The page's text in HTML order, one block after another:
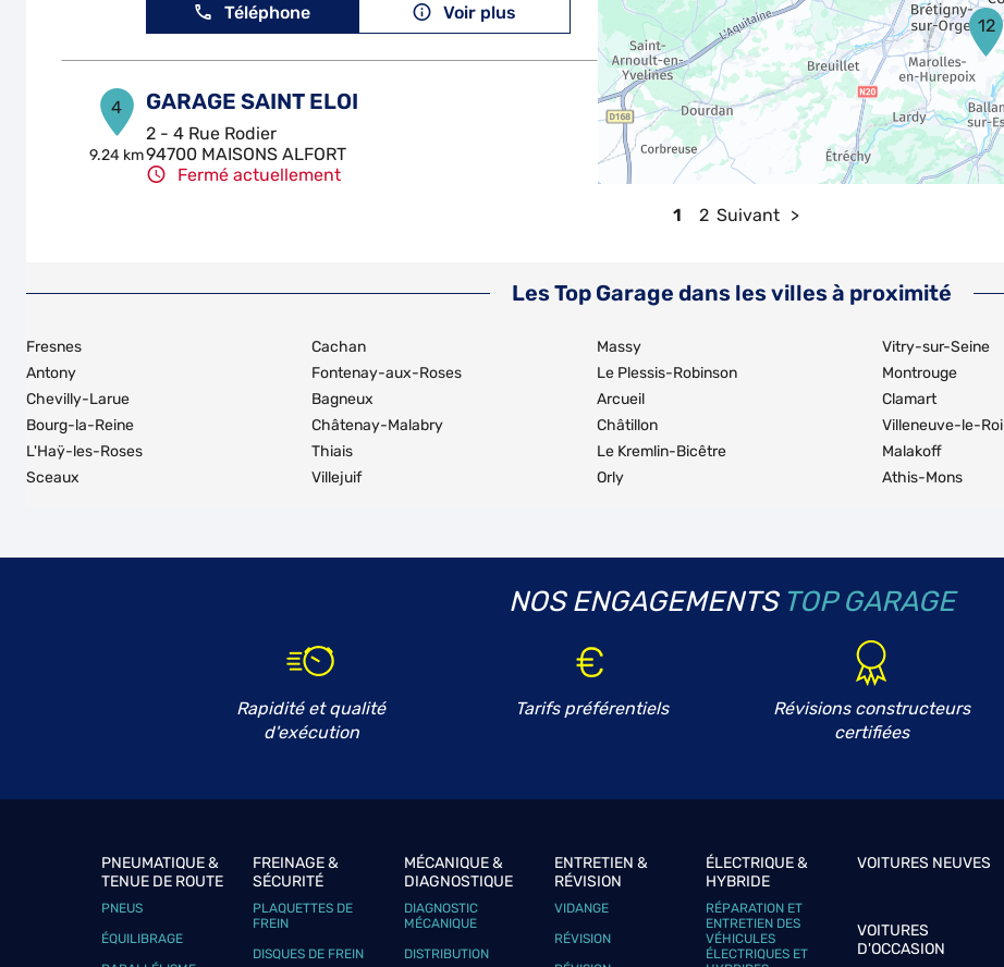
Téléphone
Voir plus
4
9.24 km
GARAGE SAINT ELOI
2 - 4 Rue Rodier
94700 MAISONS ALFORT
Fermé actuellement
GZR AUTO
92100 BOULOGNE BILLANCOURT
Fermé actuellement
GARAGE DE BAGNOLET
Fermé aujourd'hui
Voir plus
90 rue Pierre Joigneaux
92270 BOIS COLOMBES
8
19.57
AUTO TOP SERVICES
57 Avenue Vieux Chemin St Denis
92230 GENNEVILLIERS
Fermé actuellement
12
1 2 Suivant
Les Top Garage dans les villes à proximité
Fresnes
Antony
Chevilly-Larue
Bourg-la-Reine
L'Haÿ-les-Roses
Sceaux
Cachan
Fontenay-aux-Roses
Bagneux
Châtenay-Malabry
Thiais
Villejuif
Massy
Le Plessis-Robinson
Arcueil
Châtillon
Le Kremlin-Bicêtre
Orly
Vitry-sur-Seine
Montrouge
Clamart
Villeneuve-le-Roi
Malakoff
Athis-Mons
NOS ENGAGEMENTS TOP GARAGE
Rapidité et qualité
d'exécution
Tarifs préférentiels
Révisions constructeurs
certifiées
PNEUMATIQUE &
TENUE DE ROUTE
PNEUS
ÉQUILIBRAGE
FREINAGE &
SÉCURITÉ
PLAQUETTES DE
FREIN
DISQUES DE FREIN
MÉCANIQUE &
DIAGNOSTIQUE
DIAGNOSTIC
MÉCANIQUE
DISTRIBUTION
ENTRETIEN &
RÉVISION
VIDANGE
RÉVISION
ÉLECTRIQUE &
HYBRIDE
RÉPARATION ET
ENTRETIEN DES
VÉHICULES
ÉLECTRIQUES ET
VOITURES NEUVES
VOITURES
D'OCCASION